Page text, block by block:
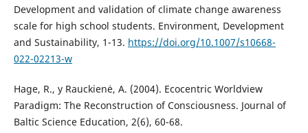
Development and validation of climate change awareness
scale for high school students. Environment, Development
and Sustainability, 1-13. https://doi.org/10.1007/s10668-
022-02213-w
Hage, R., y Rauckienė, A. (2004). Ecocentric Worldview
Paradigm: The Reconstruction of Consciousness. Journal of
Baltic Science Education, 2(6), 60-68.